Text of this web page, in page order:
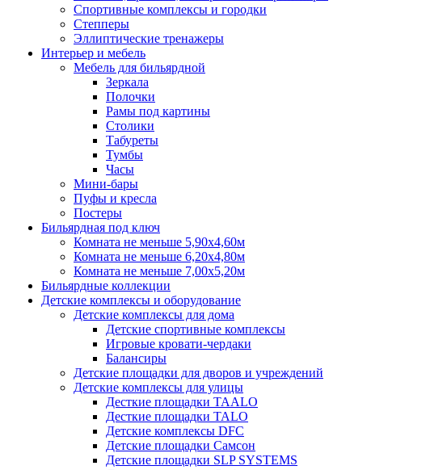
Спортивные комплексы и городки
Степперы
Эллиптические тренажеры
Интерьер и мебель
Мебель для бильярдной
Зеркала
Полочки
Рамы под картины
Столики
Табуреты
Тумбы
Часы
Мини-бары
Пуфы и кресла
Постеры
Бильярдная под ключ
Комната не меньше 5,90х4,60м
Комната не меньше 6,20х4,80м
Комната не меньше 7,00х5,20м
Бильярдные коллекции
Детские комплексы и оборудование
Детские комплексы для дома
Детские спортивные комплексы
Игровые кровати-чердаки
Балансиры
Детские площадки для дворов и учреждений
Детские комплексы для улицы
Десткие площадки TAALO
Десткие площадки TALO
Детские комплексы DFC
Детские площадки Самсон
Детские площадки SLP SYSTEMS